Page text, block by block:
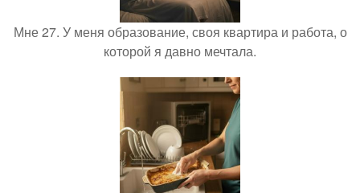
Мне 27. У меня образование, своя квартира и работа, о
которой я давно мечтала.